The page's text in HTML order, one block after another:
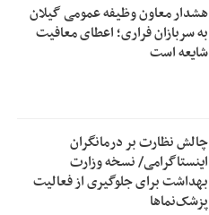
هشدار معاون وظیفه عمومی گیلان
به سربازان فراری؛ اعطای معافیت
شایعه است
چالش نظارت بر درمانگران
اینستاگرامی/ نسخه وزارت
بهداشت برای جلوگیری از فعالیت
پزشک‌نماها